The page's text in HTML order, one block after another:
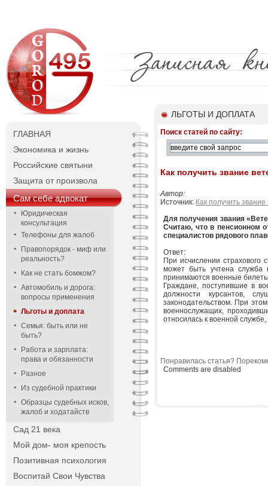
ГЛАВНАЯ
Экономика и жизнь
Российские святыни
Защита от произвола
Сам себе адвокат
Юридическая
консультация
Телефоны для жалоб
Правопорядок - миф или
реальность?
Как не стать бомжом?
Автомобиль и дорога:
вопросы применения
Льготы и доплата
Семья: быть или не
быть?
Работа и зарплата:
права и обязанности
Разное
Из судебной практики
Образцы судебных исков,
жалоб и ходатайств
Сад 21 века
Мой дом- моя крепость
Позитивная психология
Воспитай Свои Чувства
ЛЬГОТЫ И ДОПЛАТА
Поиск статей по сайту:
Как получить звание
Автор:
Источник: Как получить
Для получения звания
Считаю, что в пенсионном
специалистов рядового
Ответ:
При исчислении
может быть учтена
принимаются военные
Граждане, поступившие в
должности курсантов,
законодательством. При
военнослужащих,
относилась к военной
Понравилась статья?
Comments are disabled